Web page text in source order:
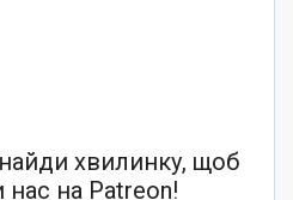
хвилинку, щоб
нас на Patreon!